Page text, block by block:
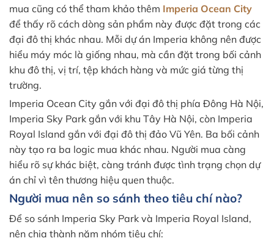
mua cũng có thể tham khảo thêm Imperia Ocean City
để thấy rõ cách dòng sản phẩm này được đặt trong các
đại đô thị khác nhau. Mỗi dự án Imperia không nên được
hiểu máy móc là giống nhau, mà cần đặt trong bối cảnh
khu đô thị, vị trí, tệp khách hàng và mức giá từng thị
trường.
Imperia Ocean City gắn với đại đô thị phía Đông Hà Nội,
Imperia Sky Park gắn với khu Tây Hà Nội, còn Imperia
Royal Island gắn với đại đô thị đảo Vũ Yên. Ba bối cảnh
này tạo ra ba logic mua khác nhau. Người mua càng
hiểu rõ sự khác biệt, càng tránh được tình trạng chọn dự
án chỉ vì tên thương hiệu quen thuộc.
Người mua nên so sánh theo tiêu chí nào?
Để so sánh Imperia Sky Park và Imperia Royal Island,
nên chia thành năm nhóm tiêu chí: